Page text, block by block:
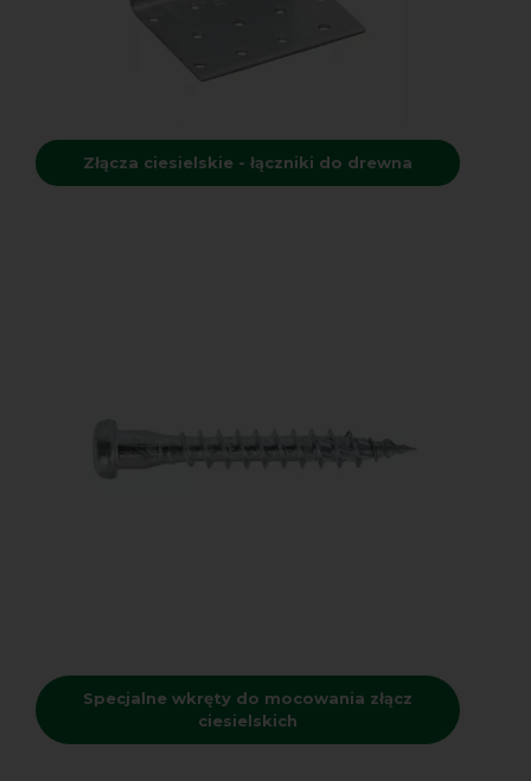
Złącza ciesielskie - łączniki do drewna
Specjalne wkręty do mocowania złącz
ciesielskich